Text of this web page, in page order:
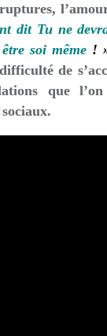
dit Tu ne
soi même !
de
que